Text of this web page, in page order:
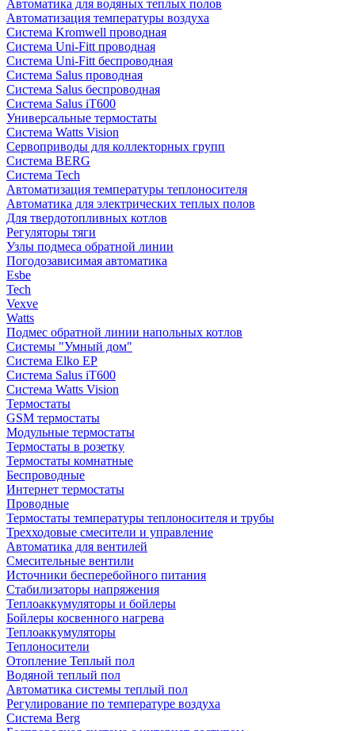
Автоматика для водяных теплых полов
Автоматизация температуры воздуха
Система Kromwell проводная
Система Uni-Fitt проводная
Система Uni-Fitt беспроводная
Система Salus проводная
Система Salus беспроводная
Система Salus iT600
Универсальные термостаты
Система Watts Vision
Сервоприводы для коллекторных групп
Система BERG
Система Tech
Автоматизация температуры теплоносителя
Автоматика для электрических теплых полов
Для твердотопливных котлов
Регуляторы тяги
Узлы подмеса обратной линии
Погодозависимая автоматика
Esbe
Tech
Vexve
Watts
Подмес обратной линии напольных котлов
Системы "Умный дом"
Система Elko EP
Система Salus iT600
Система Watts Vision
Термостаты
GSM термостаты
Модульные термостаты
Термостаты в розетку
Термостаты комнатные
Беспроводные
Интернет термостаты
Проводные
Термостаты температуры теплоносителя и трубы
Трехходовые смесители и управление
Автоматика для вентилей
Смесительные вентили
Источники бесперебойного питания
Стабилизаторы напряжения
Теплоаккумуляторы и бойлеры
Бойлеры косвенного нагрева
Теплоаккумуляторы
Теплоносители
Отопление Теплый пол
Водяной теплый пол
Автоматика системы теплый пол
Регулирование по температуре воздуха
Система Berg